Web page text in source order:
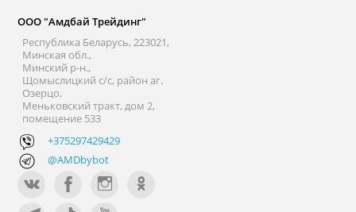
ООО "Амдбай Трейдинг"
Республика Беларусь, 223021,
Минская обл.,
Минский р-н.,
Щомыслицкий с/с, район аг.
Озерцо,
Меньковский тракт, дом 2,
помещение 533
+375297429429
@AMDbybot